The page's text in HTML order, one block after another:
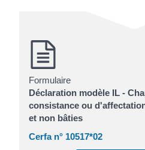
Formulaire
Déclaration modèle IL -
consistance ou
et non bâties
Cerfa n° 10517*02